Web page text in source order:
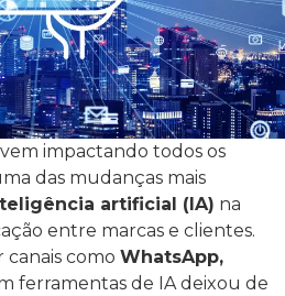
impactando todos os
das mudanças mais
artificial (IA) na
entre marcas e clientes.
canais como WhatsApp,
ferramentas de IA deixou de